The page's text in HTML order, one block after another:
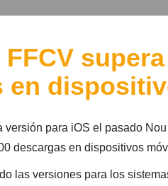
en
para iOS el pasado
descargas en dispositivos
las versiones para los